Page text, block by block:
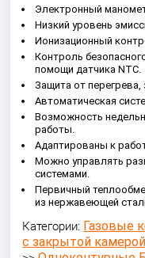
Электронный
Низкий уровень
Ионизационный
Контроль
помощи датчика NTC.
Защита от
Автоматическая
Возможность
работы.
Адаптированы к
Можно управлять
системами.
Первичный
из нержавеющей
Категории: Газовые
с закрытой